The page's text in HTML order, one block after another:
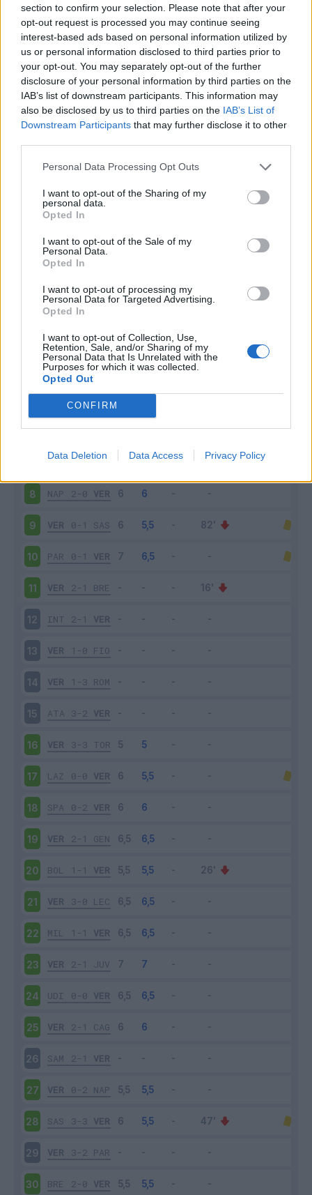
section to confirm your selection. Please note that after your
opt-out request is processed you may continue seeing
interest-based ads based on personal information utilized by
us or personal information disclosed to third parties prior to
your opt-out. You may separately opt-out of the further
disclosure of your personal information by third parties on the
IAB’s list of downstream participants. This information may
also be disclosed by us to third parties on the IAB’s List of
Downstream Participants that may further disclose it to other
Personal Data Processing Opt Outs
I want to opt-out of the Sharing of my
personal data.
Opted In
I want to opt-out of the Sale of my
Personal Data.
Opted In
I want to opt-out of processing my
Personal Data for Targeted Advertising.
Opted In
I want to opt-out of Collection, Use,
Retention, Sale, and/or Sharing of my
Personal Data that Is Unrelated with the
Purposes for which it was collected.
Opted Out
CONFIRM
Data Deletion Data Access Privacy Policy
0 - 0
Squalificato 0 - 0%
Infortunato 0 - 0
Inutilizzato 13 - 34%
Scarica riepilogo
stagionale
Giornata Entrato Bonus/Malus
LEC 0-1 VER
VER 0-1 MIL
JUV 2-1 VER
0-0 UDI
6 CAG 1-1 VER
VER 2-0 SAM
8 NAP 2-0 VER
9 VER 0-1 SAS
10 PAR 0-1 VER
11 VER 2-1 BRE
12 INT 2-1 VER
13 VER 1-0 FIO
14 VER 1-3 ROM
15 ATA 3-2 VER
16 VER 3-3 TOR
17 LAZ 0-0 VER
18 SPA 0-2 VER
19 VER 2-1 GEN
20 BOL 1-1 VER
21 VER 3-0 LEC
22 MIL 1-1 VER
23 VER 2-1 JUV
24 UDI 0-0 VER
25 VER 2-1 CAG
26 SAM 2-1 VER
27 VER 0-2 NAP
28 SAS 3-3 VER
29 VER 3-2 PAR
30 BRE 2-0 VER